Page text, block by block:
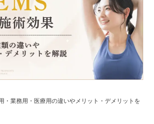
・業務用・医療用の違いやメリット・デメリットを